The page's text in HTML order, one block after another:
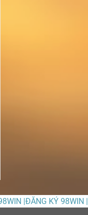
|ĐĂNG KÝ 98WIN |